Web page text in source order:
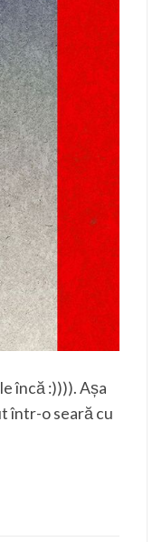
încă :)))). Așa
într-o seară cu